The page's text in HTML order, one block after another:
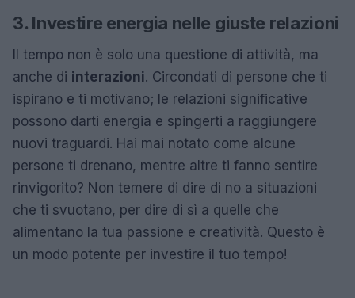
3. Investire energia nelle giuste relazioni
Il tempo non è solo una questione di attività, ma
anche di interazioni. Circondati di persone che ti
ispirano e ti motivano; le relazioni significative
possono darti energia e spingerti a raggiungere
nuovi traguardi. Hai mai notato come alcune
persone ti drenano, mentre altre ti fanno sentire
rinvigorito? Non temere di dire di no a situazioni
che ti svuotano, per dire di sì a quelle che
alimentano la tua passione e creatività. Questo è
un modo potente per investire il tuo tempo!